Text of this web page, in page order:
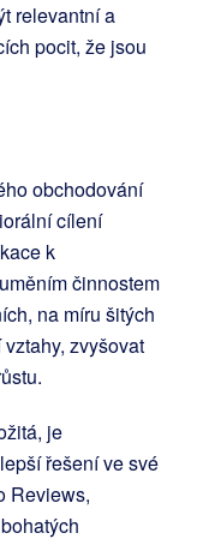
relevantní a
pocit, že jsou
obchodování
cílení
k
činnostem
na míru šitých
zvyšovat
je
řešení ve své
Reviews,